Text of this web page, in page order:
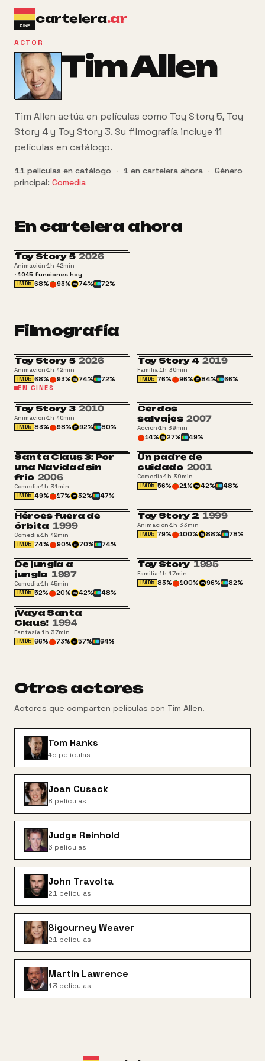
Ir al contenido principal
cartelera.ar
ACTOR
Tim Allen
Tim Allen actúa en películas como Toy Story 5, Toy
Story 4 y Toy Story 3. Su filmografía incluye 11
películas en catálogo.
11 películas en catálogo · 1 en cartelera ahora · Género
principal: Comedia
En cartelera ahora
ATP
Toy Story 5 2026
Animación·1h 42min
· 1045 funciones hoy
IMDb 68% 93% m 74% 72%
Filmografía
ATP
Toy Story 5 2026
Animación·1h 42min
IMDb 68% 93% m 74% 72%
EN CINES
Toy Story 4 2019
Familia·1h 30min
IMDb 76% 96% m 84% 66%
Toy Story 3 2010
Animación·1h 40min
IMDb 83% 98% m 92% 80%
Cerdos
salvajes 2007
Acción·1h 39min
14% m 27% 49%
Santa Claus 3: Por
una Navidad sin
frío 2006
Comedia·1h 31min
IMDb 49% 17% m 32% 47%
Un padre de
cuidado 2001
Comedia·1h 39min
IMDb 56% 21% m 42% 48%
Héroes fuera de
órbita 1999
Comedia·1h 42min
IMDb 74% 90% m 70% 74%
ATP
Toy Story 2 1999
Animación·1h 33min
IMDb 79% 100% m 88% 78%
De jungla a
jungla 1997
Comedia·1h 45min
IMDb 52% 20% m 42% 48%
Toy Story 1995
Familia·1h 17min
IMDb 83% 100% m 96% 82%
¡Vaya Santa
Claus! 1994
Fantasía·1h 37min
IMDb 66% 73% m 57% 64%
Otros actores
Actores que comparten películas con Tim Allen.
Tom Hanks
45 películas
Joan Cusack
8 películas
Judge Reinhold
6 películas
John Travolta
21 películas
Sigourney Weaver
21 películas
Martin Lawrence
13 películas